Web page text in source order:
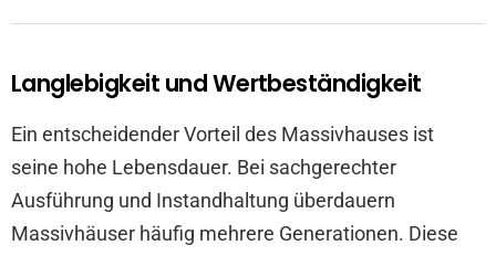
Langlebigkeit und Wertbeständigkeit
Ein entscheidender Vorteil des Massivhauses ist
seine hohe Lebensdauer. Bei sachgerechter
Ausführung und Instandhaltung überdauern
Massivhäuser häufig mehrere Generationen. Diese